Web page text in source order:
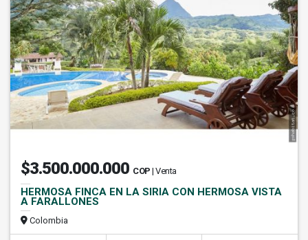
$3.500.000.000 COP | Venta
HERMOSA FINCA EN LA SIRIA CON HERMOSA VISTA
A FARALLONES
Colombia